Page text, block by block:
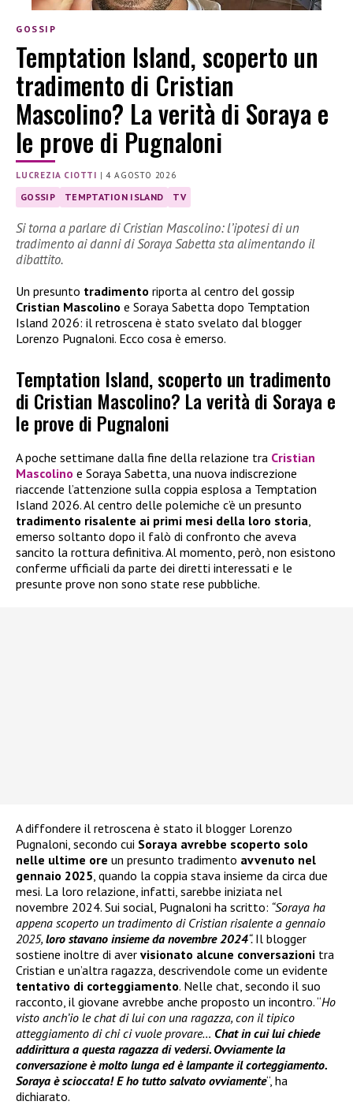
GOSSIP
Temptation Island, scoperto un
tradimento di Cristian
Mascolino? La verità di Soraya e
le prove di Pugnaloni
LUCREZIA CIOTTI |4 AGOSTO 2026
GOSSIP TEMPTATION ISLAND TV
Si torna a parlare di Cristian Mascolino: l’ipotesi di un
tradimento ai danni di Soraya Sabetta sta alimentando il
dibattito.
Un presunto tradimento riporta al centro del gossip
Cristian Mascolino e Soraya Sabetta dopo Temptation
Island 2026: il retroscena è stato svelato dal blogger
Lorenzo Pugnaloni. Ecco cosa è emerso.
Temptation Island, scoperto un tradimento
di Cristian Mascolino? La verità di Soraya e
le prove di Pugnaloni
A poche settimane dalla fine della relazione tra Cristian
Mascolino e Soraya Sabetta, una nuova indiscrezione
riaccende l’attenzione sulla coppia esplosa a Temptation
Island 2026. Al centro delle polemiche c’è un presunto
tradimento risalente ai primi mesi della loro storia
emerso soltanto dopo il falò di confronto che aveva
sancito la rottura definitiva. Al momento, però, non esistono
conferme ufficiali da parte dei diretti interessati e le
presunte prove non sono state rese pubbliche.
A diffondere il retroscena è stato il blogger Lorenzo
Pugnaloni, secondo cui Soraya avrebbe scoperto solo
nelle ultime ore un presunto tradimento avvenuto nel
gennaio 2025 , quando la coppia stava insieme da circa due
mesi. La loro relazione, infatti, sarebbe iniziata nel
novembre 2024. Sui social, Pugnaloni ha scritto: “Soraya ha
appena scoperto un tradimento di Cristian risalente a gennaio
2025, loro stavano insieme da novembre 2024“. Il blogger
sostiene inoltre di aver visionato alcune conversazioni tra
Cristian e un’altra ragazza, descrivendole come un evidente
tentativo di corteggiamento. Nelle chat, secondo il suo
racconto, il giovane avrebbe anche proposto un incontro. “Ho
visto anch’io le chat di lui con una ragazza, con il tipico
atteggiamento di chi ci vuole provare… Chat in cui lui chiede
addirittura a questa ragazza di vedersi. Ovviamente la
conversazione è molto lunga ed è lampante il corteggiamento.
Soraya è scioccata! E ho tutto salvato ovviamente“, ha
dichiarato.